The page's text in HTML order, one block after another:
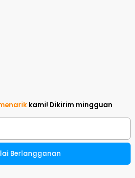
kami! Dikirim mingguan
Berlangganan